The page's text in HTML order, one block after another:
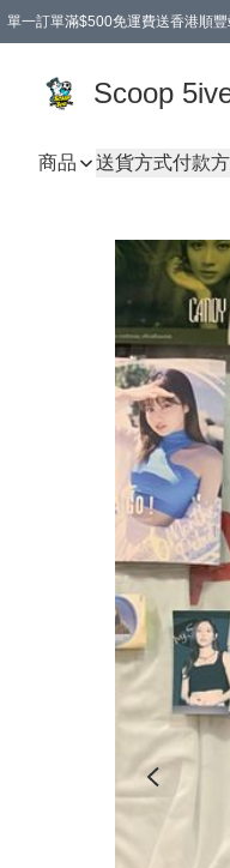
單一訂單滿$500免運費送香港順
Scoop
商品 送貨方式付款